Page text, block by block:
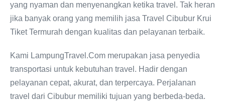
yang nyaman dan menyenangkan ketika travel. Tak heran
jika banyak orang yang memilih jasa Travel Cibubur Krui
Tiket Termurah dengan kualitas dan pelayanan terbaik.
Kami LampungTravel.Com merupakan jasa penyedia
transportasi untuk kebutuhan travel. Hadir dengan
pelayanan cepat, akurat, dan terpercaya. Perjalanan
travel dari Cibubur memiliki tujuan yang berbeda-beda.